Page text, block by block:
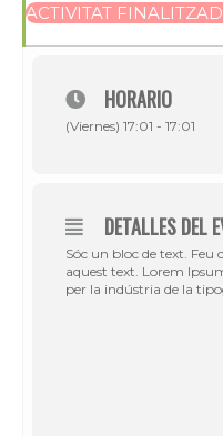
ACTIVITAT
HORARIO
(Viernes) 17:01 - 17:01
DETALLES DEL
Sóc un bloc de text.
aquest text. Lorem
per la indústria de la